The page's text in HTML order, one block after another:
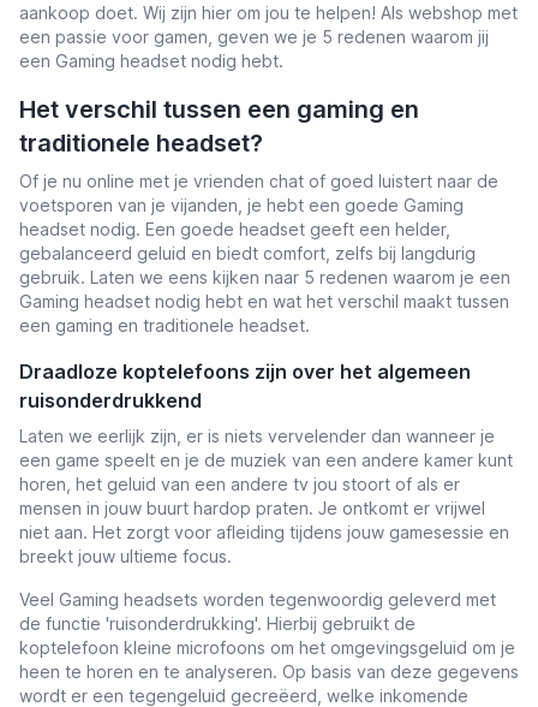
aankoop doet. Wij zijn hier om jou te helpen! Als webshop met
een passie voor gamen, geven we je 5 redenen waarom jij
een Gaming headset nodig hebt.
Het verschil tussen een gaming en
traditionele headset?
Of je nu online met je vrienden chat of goed luistert naar de
voetsporen van je vijanden, je hebt een goede Gaming
headset nodig. Een goede headset geeft een helder,
gebalanceerd geluid en biedt comfort, zelfs bij langdurig
gebruik. Laten we eens kijken naar 5 redenen waarom je een
Gaming headset nodig hebt en wat het verschil maakt tussen
een gaming en traditionele headset.
Draadloze koptelefoons zijn over het algemeen
ruisonderdrukkend
Laten we eerlijk zijn, er is niets vervelender dan wanneer je
een game speelt en je de muziek van een andere kamer kunt
horen, het geluid van een andere tv jou stoort of als er
mensen in jouw buurt hardop praten. Je ontkomt er vrijwel
niet aan. Het zorgt voor afleiding tijdens jouw gamesessie en
breekt jouw ultieme focus.
Veel Gaming headsets worden tegenwoordig geleverd met
de functie 'ruisonderdrukking'. Hierbij gebruikt de
koptelefoon kleine microfoons om het omgevingsgeluid om je
heen te horen en te analyseren. Op basis van deze gegevens
wordt er een tegengeluid gecreëerd, welke inkomende